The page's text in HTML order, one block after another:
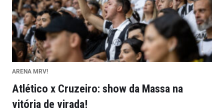
ARENA MRV!
Atlético x Cruzeiro: show da Massa na
vitória de virada!